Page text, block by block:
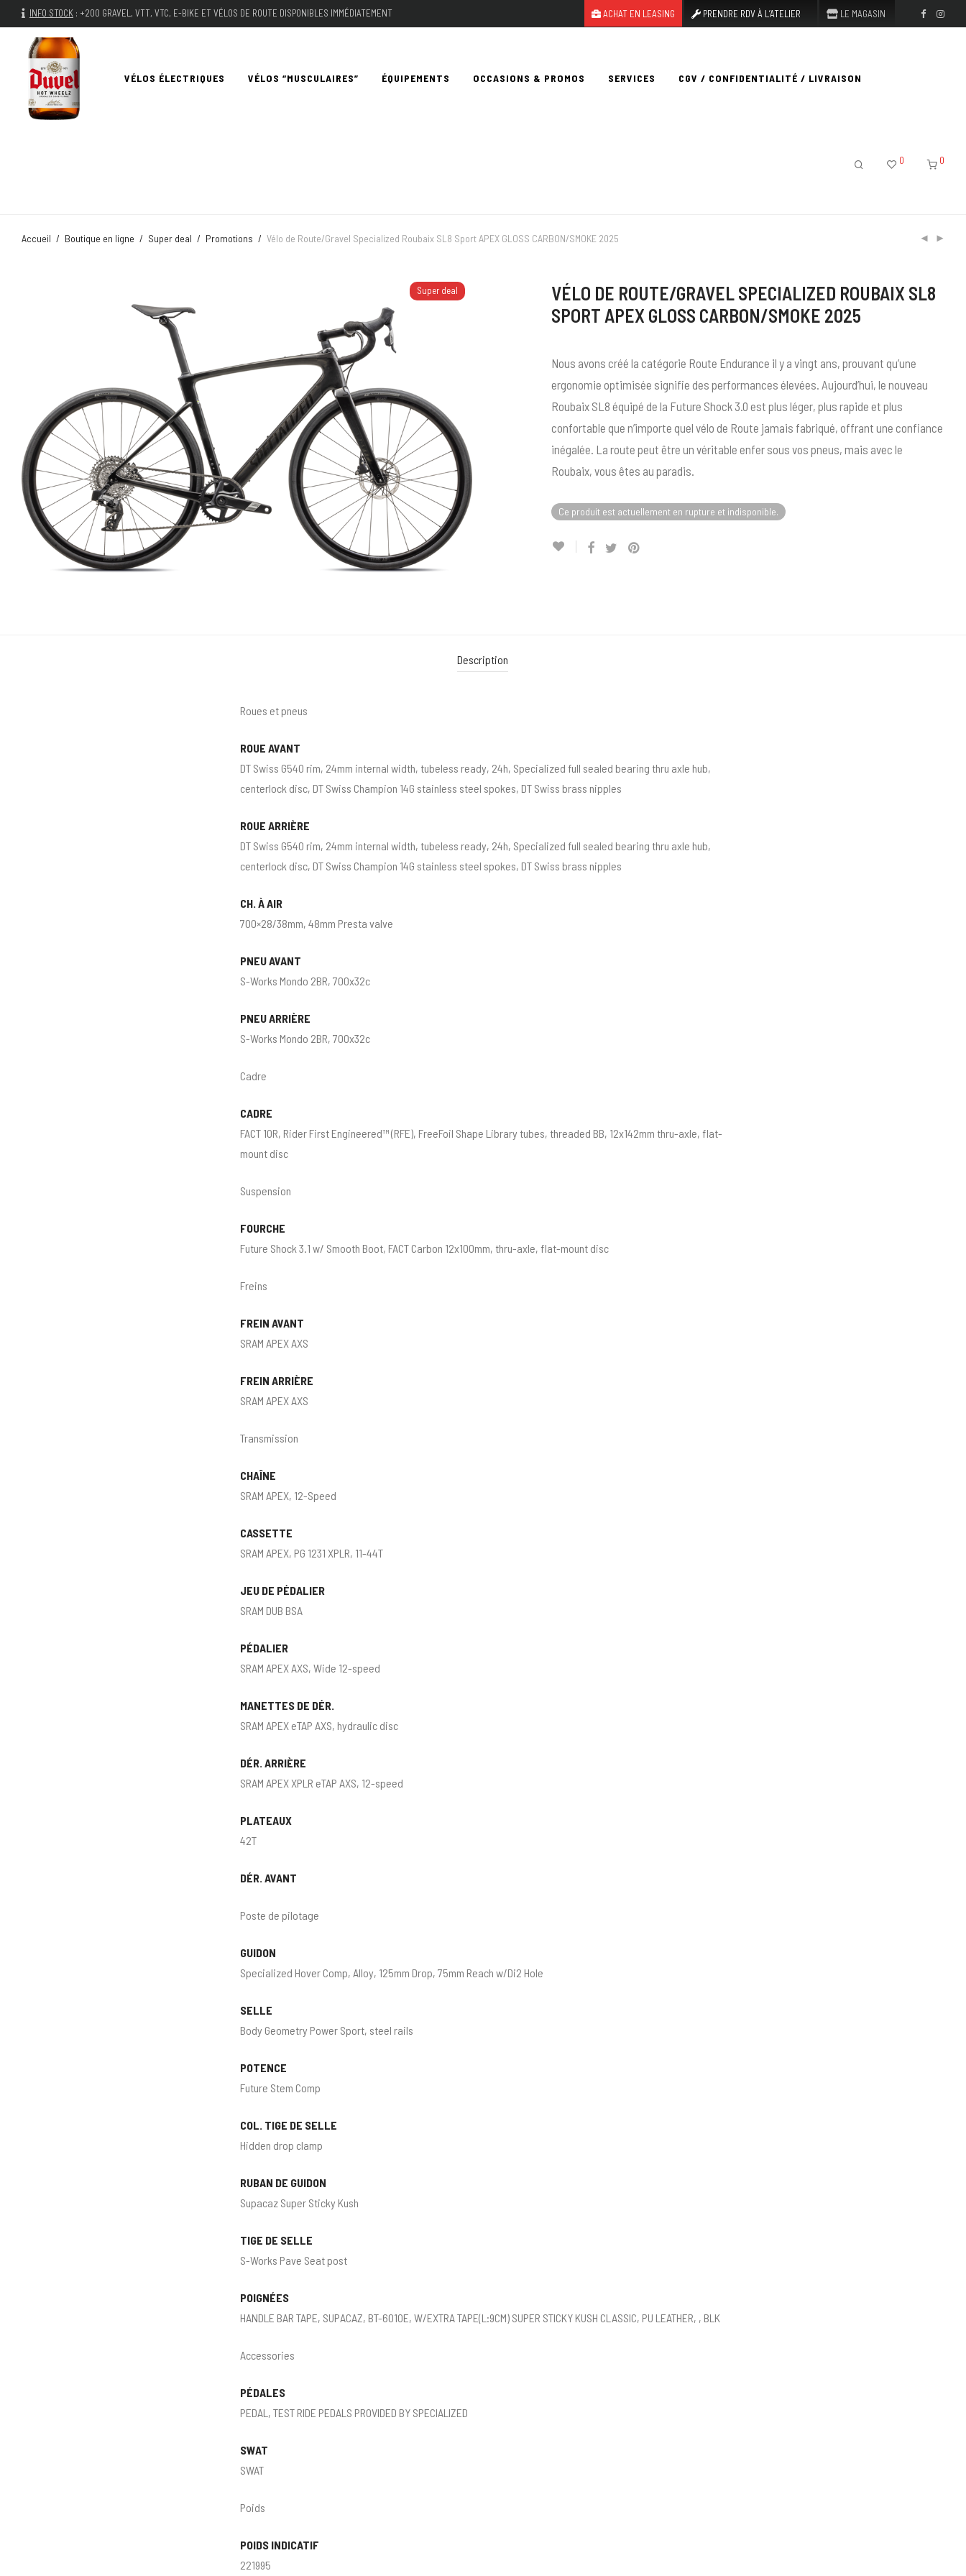
INFO STOCK : +200 GRAVEL, VTT, VTC, E-BIKE ET VÉLOS DE ROUTE DISPONIBLES IMMÉDIATEMENT ACHAT EN LEASING PRENDRE RDV À L’ATELIER LE MAGASIN
VÉLOS ÉLECTRIQUES VÉLOS “MUSCULAIRES” ÉQUIPEMENTS OCCASIONS & PROMOS SERVICES CGV / CONFIDENTIALITÉ / LIVRAISON
0 0
Accueil / Boutique en ligne / Super deal / Promotions / Vélo de Route/Gravel Specialized Roubaix SL8 Sport APEX GLOSS CARBON/SMOKE 2025
Super deal
VÉLO DE ROUTE/GRAVEL SPECIALIZED ROUBAIX SL8
SPORT APEX GLOSS CARBON/SMOKE 2025
Nous avons créé la catégorie Route Endurance il y a vingt ans, prouvant qu’une
ergonomie optimisée signifie des performances élevées. Aujourd’hui, le nouveau
Roubaix SL8 équipé de la Future Shock 3.0 est plus léger, plus rapide et plus
confortable que n’importe quel vélo de Route jamais fabriqué, offrant une confiance
inégalée. La route peut être un véritable enfer sous vos pneus, mais avec le
Roubaix, vous êtes au paradis.
Ce produit est actuellement en rupture et indisponible.
Description
Roues et pneus
ROUE AVANT
DT Swiss G540 rim, 24mm internal width, tubeless ready, 24h, Specialized full sealed bearing thru axle hub,
centerlock disc, DT Swiss Champion 14G stainless steel spokes, DT Swiss brass nipples
ROUE ARRIÈRE
DT Swiss G540 rim, 24mm internal width, tubeless ready, 24h, Specialized full sealed bearing thru axle hub,
centerlock disc, DT Swiss Champion 14G stainless steel spokes, DT Swiss brass nipples
CH. À AIR
700×28/38mm, 48mm Presta valve
PNEU AVANT
S-Works Mondo 2BR, 700x32c
PNEU ARRIÈRE
S-Works Mondo 2BR, 700x32c
Cadre
CADRE
FACT 10R, Rider First Engineered™ (RFE), FreeFoil Shape Library tubes, threaded BB, 12x142mm thru-axle, flat-
mount disc
Suspension
FOURCHE
Future Shock 3.1 w/ Smooth Boot, FACT Carbon 12x100mm, thru-axle, flat-mount disc
Freins
FREIN AVANT
SRAM APEX AXS
FREIN ARRIÈRE
SRAM APEX AXS
Transmission
CHAÎNE
SRAM APEX, 12-Speed
CASSETTE
SRAM APEX, PG 1231 XPLR, 11-44T
JEU DE PÉDALIER
SRAM DUB BSA
PÉDALIER
SRAM APEX AXS, Wide 12-speed
MANETTES DE DÉR.
SRAM APEX eTAP AXS, hydraulic disc
DÉR. ARRIÈRE
SRAM APEX XPLR eTAP AXS, 12-speed
PLATEAUX
42T
DÉR. AVANT
Poste de pilotage
GUIDON
Specialized Hover Comp, Alloy, 125mm Drop, 75mm Reach w/Di2 Hole
SELLE
Body Geometry Power Sport, steel rails
POTENCE
Future Stem Comp
COL. TIGE DE SELLE
Hidden drop clamp
RUBAN DE GUIDON
Supacaz Super Sticky Kush
TIGE DE SELLE
S-Works Pave Seat post
POIGNÉES
HANDLE BAR TAPE, SUPACAZ, BT-601OE, W/EXTRA TAPE(L:9CM) SUPER STICKY KUSH CLASSIC, PU LEATHER, , BLK
Accessories
PÉDALES
PEDAL, TEST RIDE PEDALS PROVIDED BY SPECIALIZED
SWAT
SWAT
Poids
POIDS INDICATIF
221995